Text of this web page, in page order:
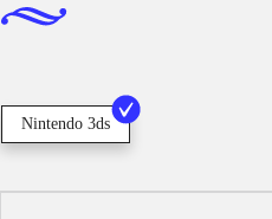
Nintendo 3ds